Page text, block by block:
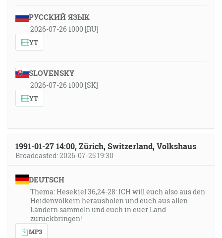
РУССКИЙ ЯЗЫК
2026-07-26 1000 [RU]
YT
SLOVENSKY
2026-07-26 1000 [SK]
YT
1991-01-27 14:00, Zürich, Switzerland, Volkshaus
Broadcasted: 2026-07-25 19:30
DEUTSCH
Thema: Hesekiel 36,24-28: ICH will euch also aus den
Heidenvölkern herausholen und euch aus allen
Ländern sammeln und euch in euer Land
zurückbringen!
MP3